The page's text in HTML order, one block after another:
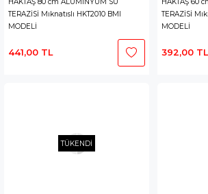
HAKTAŞ 80 cm ALÜMİNYUM SU
TERAZİSİ Mıknatıslı HKT2010 BMI
MODELİ
441,00 TL
HAKTAŞ 60
TERAZİSİ
MODELİ
392,00 TL
TÜKENDİ